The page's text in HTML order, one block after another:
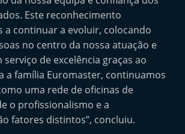
Este reconhecimento
a continuar a evoluir, colocando
no centro da nossa atuação e
de excelência graças ao
a família Euromaster, continuamos
uma rede de oficinas de
o profissionalismo e a
fatores distintos”, concluiu.